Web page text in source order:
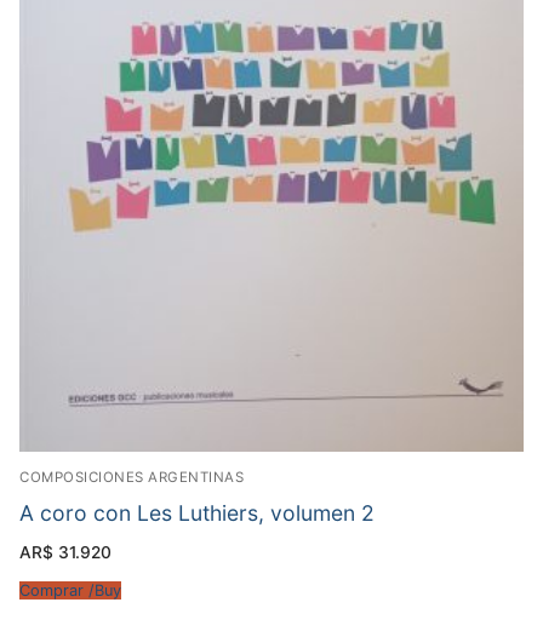
COMPOSICIONES ARGENTINAS
A coro con Les Luthiers, volumen 2
AR$ 31.920
Comprar /Buy